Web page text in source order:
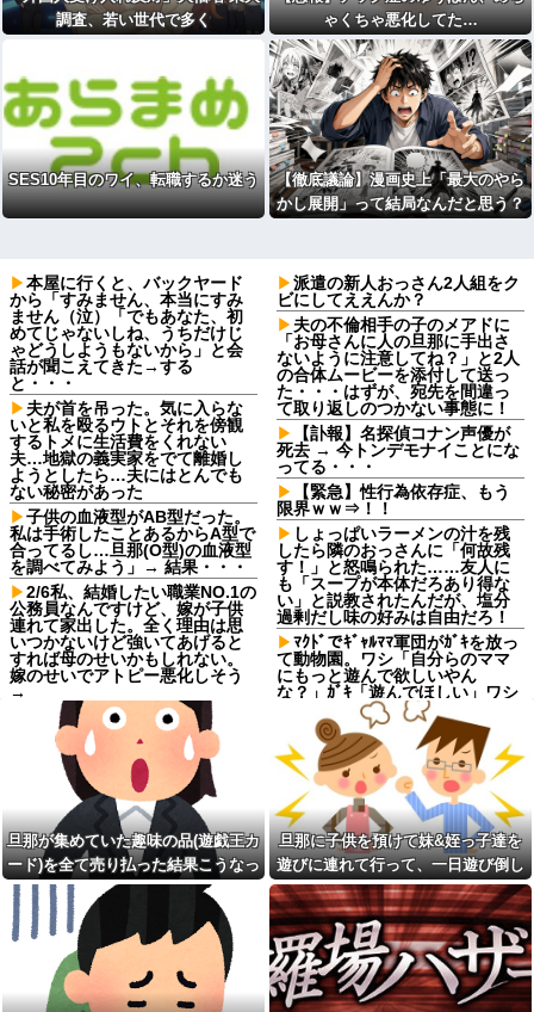
調査、若い世代で多く
ゃくちゃ悪化してた…
SES10年目のワイ、転職するか迷う
【徹底議論】漫画史上「最大のやら
かし展開」って結局なんだと思う？
本屋に行くと、バックヤード
から「すみません、本当にすみ
ません（泣）「でもあなた、初
めてじゃないしね、うちだけじ
ゃどうしようもないから」と会
話が聞こえてきた→する
と・・・
夫が首を吊った。気に入らな
いと私を殴るウトとそれを傍観
するトメに生活費をくれない
夫…地獄の義実家をでて離婚し
ようとしたら…夫にはとんでも
ない秘密があった
子供の血液型がAB型だった。
私は手術したことあるからA型で
合ってるし…旦那(O型)の血液型
を調べてみよう」→ 結果・・・
2/6私、結婚したい職業NO.1の
公務員なんですけど、嫁が子供
連れて家出した。全く理由は思
いつかないけど強いてあげると
すれば母のせいかもしれない。
嫁のせいでアトピー悪化しそう
→
彼女が中古カードショップで
男に話しかけられた。いきなり
彼女の持ち歩いてたカードを品
定めしだしたらしく…
【朗報】 女子「恋愛テクで気
を引く男より、こういう男の方
が1億倍良い男です」→結果
長男嫁が「お姉ちゃん助け
て」と電話してきた。バカトメ
が、雪の中うちの息子に会いに
来ようとしたらしく...
寺田心、週6ジム通いで体重
62kg→82kgに 110kgのベンチ
プレス持ち上げる姿披露
お前ら「日本も核武装汁！」
←１万発の核弾頭どこに
派遣の新人おっさん2人組をク
ビにしてええんか？
夫の不倫相手の子のメアドに
「お母さんに人の旦那に手出さ
ないように注意してね？」と2人
の合体ムービーを添付して送っ
た・・・はずが、宛先を間違っ
て取り返しのつかない事態に！
【訃報】名探偵コナン声優が
死去 → 今トンデモナイことにな
ってる・・・
【緊急】性行為依存症、もう
限界ｗｗ⇒！！
しょっぱいラーメンの汁を残
したら隣のおっさんに「何故残
す！」と怒鳴られた……友人に
も「スープが本体だろあり得な
い」と説教されたんだが、塩分
過剰だし味の好みは自由だろ！
ﾏｸﾄﾞでｷﾞｬﾙﾏﾏ軍団がｶﾞｷを放っ
て動物園。ワシ「自分らのママ
にもっと遊んで欲しいやん
な？」ｶﾞｷ「遊んでほしい」ワシ
「魔法の言葉があるよ」。結
果、阿鼻叫喚ww
【修羅場】父の浮気相手がま
さかの男！？私が突き止めた結
果ｗｗｗｗ
韓国調査船が竹島周辺の日本
EEZ内で調査か、ワイヤのよう
なもの海中に投入…外務省が抗
議！
最近彼氏にムカついた事
【画像】TWICE・モモ(30)、
またしてもエチエチボデーを披
露wwwwwwwwww他
今日から業務報告書の「庶
務」っていう大項目が急に廃止
されたんだけど意味不明すぎる
旦那が集めていた趣味の品(遊戯王カ
ード)を全て売り払った結果こうなっ
た
旦那に子供を預けて妹&姪っ子達を
遊びに連れて行って、一日遊び倒し
た。すると、旦那と喧嘩になってし
まい...